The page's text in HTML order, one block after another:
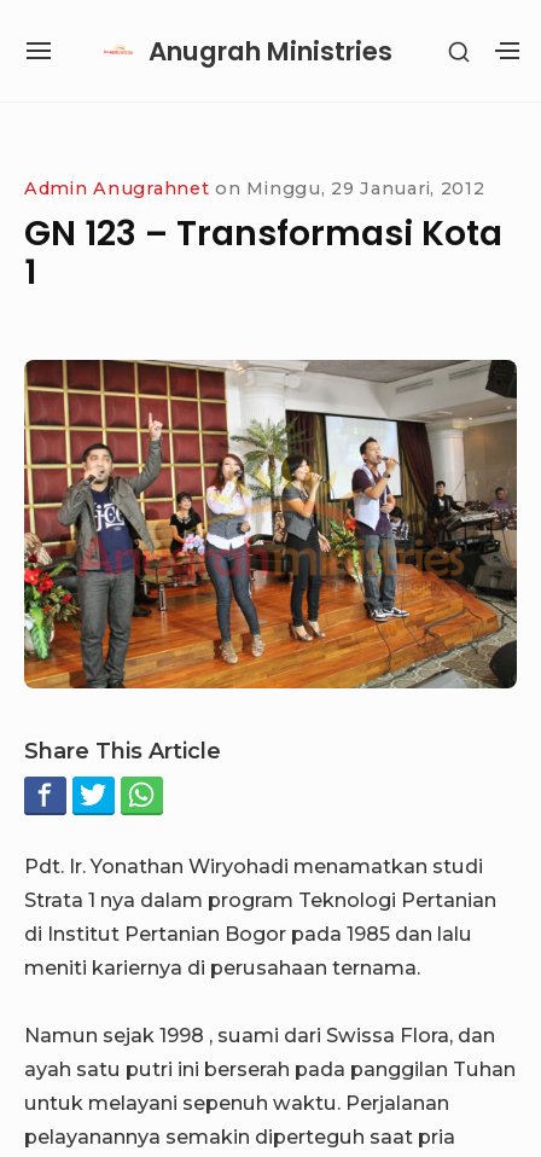
Anugrah Ministries
SITE
SHOW
Admin Anugrahnet on Minggu, 29 Januari, 2012
GN 123 – Transformasi Kota
1
Share This Article
Pdt. Ir. Yonathan Wiryohadi menamatkan studi
Strata 1 nya dalam program Teknologi Pertanian
di Institut Pertanian Bogor pada 1985 dan lalu
meniti kariernya di perusahaan ternama.
Namun sejak 1998 , suami dari Swissa Flora, dan
ayah satu putri ini berserah pada panggilan Tuhan
untuk melayani sepenuh waktu. Perjalanan
pelayanannya semakin diperteguh saat pria